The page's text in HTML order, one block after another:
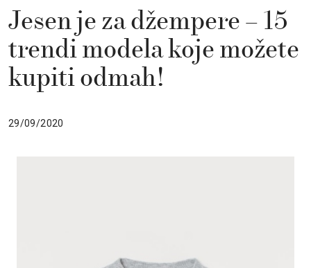
Jesen je za džempere – 15
trendi modela koje možete
kupiti odmah!
29/09/2020